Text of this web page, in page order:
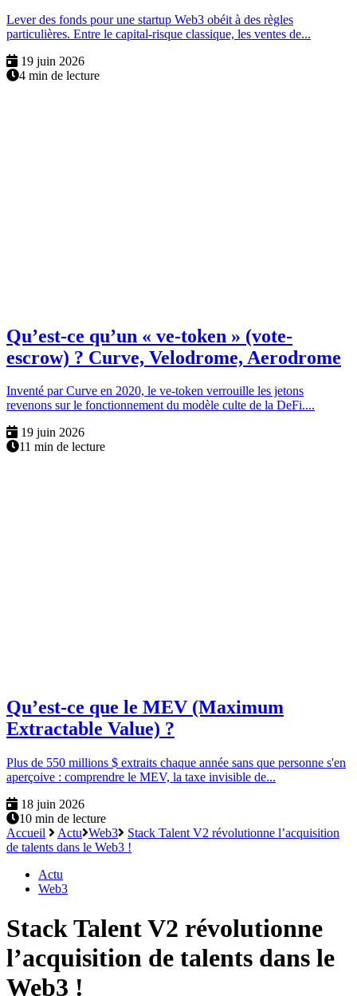
Lever des fonds pour une startup Web3 obéit à des règles
particulières. Entre le capital-risque classique, les ventes de...
19 juin 2026
4 min de lecture
Qu’est-ce qu’un « ve-token » (vote-
escrow) ? Curve, Velodrome, Aerodrome
Inventé par Curve en 2020, le ve-token verrouille les jetons
revenons sur le fonctionnement du modèle culte de la DeFi....
19 juin 2026
11 min de lecture
Qu’est-ce que le MEV (Maximum
Extractable Value) ?
Plus de 550 millions $ extraits chaque année sans que personne s'en
aperçoive : comprendre le MEV, la taxe invisible de...
18 juin 2026
10 min de lecture
Accueil
Actu Web3
Stack Talent V2 révolutionne l’acquisition
de talents dans le Web3 !
Actu
Web3
Stack Talent V2 révolutionne
l’acquisition de talents dans le
Web3 !